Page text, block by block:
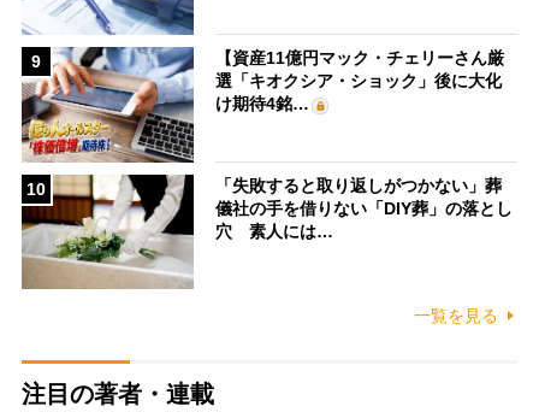
9
【資産11億円マック・チェリーさん厳
選「キオクシア・ショック」後に大化
け期待4銘…
10
「失敗すると取り返しがつかない」葬
儀社の手を借りない「DIY葬」の落とし
穴 素人には…
一覧を見る
注目の著者・連載